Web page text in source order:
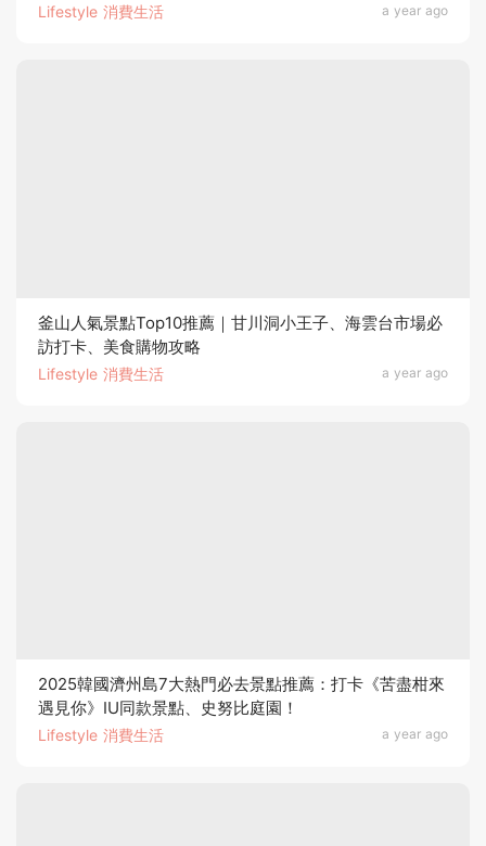
Lifestyle 消費生活 a year ago
Lifestyle 消費生活 a year ago
釜山人氣景點Top10推薦｜甘川洞小王子、海雲台市場必
訪打卡、美食購物攻略
Lifestyle 消費生活 a year ago
2025韓國濟州島7大熱門必去景點推薦：打卡《苦盡柑來
遇見你》IU同款景點、史努比庭園！